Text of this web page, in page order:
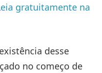
gratuitamente na
desse
no começo de